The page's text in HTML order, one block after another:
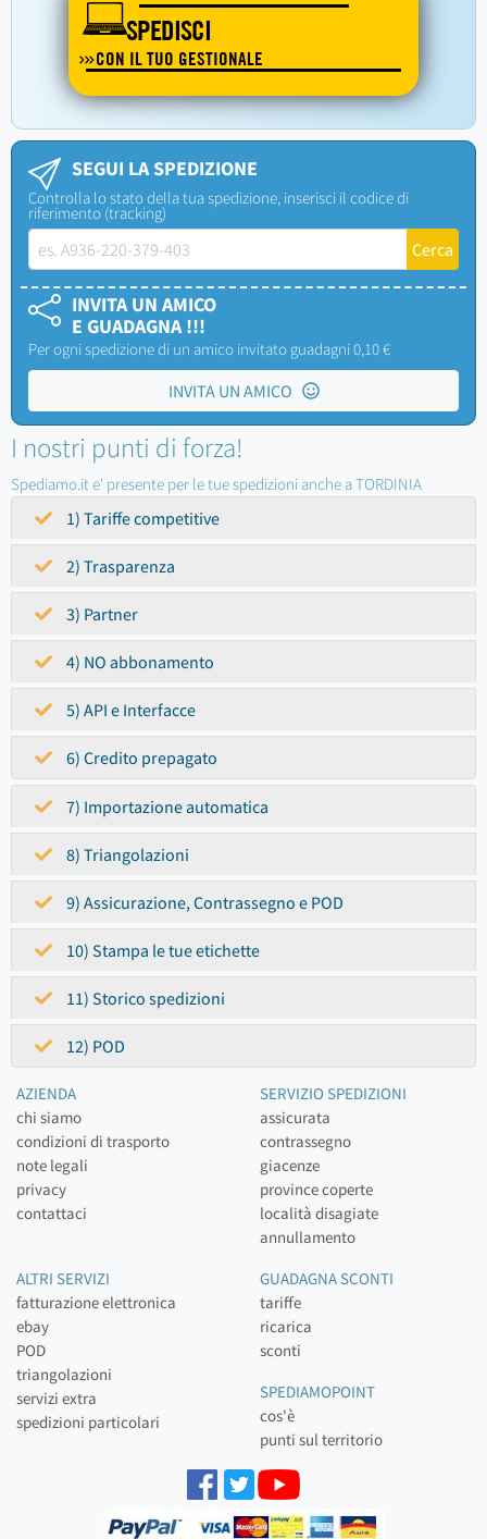
SPEDISCI
CON IL TUO GESTIONALE
SEGUI LA SPEDIZIONE
Controlla lo stato della tua spedizione, inserisci il codice di
riferimento (tracking)
INVITA UN AMICO
E GUADAGNA !!!
Per ogni spedizione di un amico invitato guadagni 0,10 €
INVITA UN AMICO
I nostri punti di forza!
Spediamo.it e' presente per le tue spedizioni anche a TORDINIA
1) Tariffe competitive
2) Trasparenza
3) Partner
4) NO abbonamento
5) API e Interfacce
6) Credito prepagato
7) Importazione automatica
8) Triangolazioni
9) Assicurazione, Contrassegno e POD
10) Stampa le tue etichette
11) Storico spedizioni
12) POD
AZIENDA
chi siamo
condizioni di trasporto
note legali
privacy
contattaci
SERVIZIO SPEDIZIONI
assicurata
contrassegno
giacenze
province coperte
località disagiate
annullamento
ALTRI SERVIZI
fatturazione elettronica
ebay
POD
triangolazioni
servizi extra
spedizioni particolari
GUADAGNA SCONTI
tariffe
ricarica
sconti
SPEDIAMOPOINT
cos'è
punti sul territorio